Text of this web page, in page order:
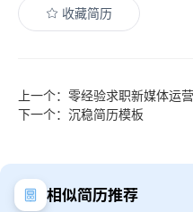
收藏简历
上一个：零经验求职新媒体运
下一个：沉稳简历模板
相似简历推荐